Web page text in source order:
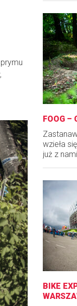
FOOG –
wzieła
już z
BIKE